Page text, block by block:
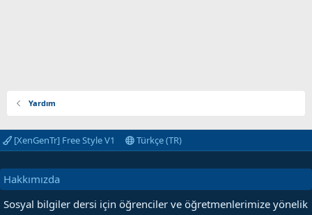
Yardım
[XenGenTr] Free Style V1 Türkçe (TR)
Hakkımızda
Sosyal bilgiler dersi için öğrenciler ve öğretmenlerimize yönelik